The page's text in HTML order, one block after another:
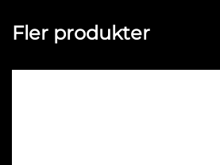
Fler produkter